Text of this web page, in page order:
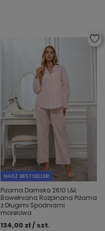
NASZ BESTSELLER
Piżama Damska 2610 L&L
Bawełniana Rozpinana Piżama
z Długimi Spodniami
morelowa
134,00 zł / szt.